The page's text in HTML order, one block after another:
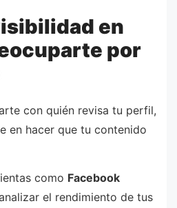
en
por
con quién revisa tu perfil,
en hacer que tu contenido
como Facebook
el rendimiento de tus